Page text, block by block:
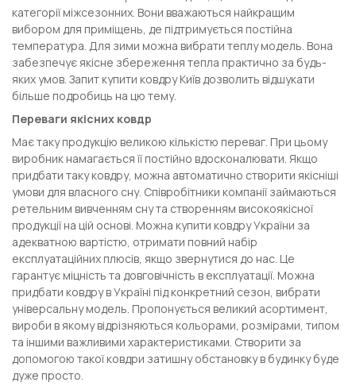
категорії міжсезонних. Вони вважаються найкращим
вибором для приміщень, де підтримується постійна
температура. Для зими можна вибрати теплу модель. Вона
забезпечує якісне збереження тепла практично за будь-
яких умов. Запит купити ковдру Київ дозволить відшукати
більше подробиць на цю тему.
Переваги якісних ковдр
Має таку продукцію великою кількістю переваг. При цьому
виробник намагається її постійно вдосконалювати. Якщо
придбати таку ковдру, можна автоматично створити якісніші
умови для власного сну. Співробітники компанії займаються
ретельним вивченням сну та створенням високоякісної
продукції на цій основі. Можна купити ковдру України за
адекватною вартістю, отримати повний набір
експлуатаційних плюсів, якщо звернутися до нас. Це
гарантує міцність та довговічність в експлуатації. Можна
придбати ковдру в Україні під конкретний сезон, вибрати
універсальну модель. Пропонується великий асортимент,
вироби в якому відрізняються кольорами, розмірами, типом
та іншими важливими характеристиками. Створити за
допомогою такої ковдри затишну обстановку в будинку буде
дуже просто.